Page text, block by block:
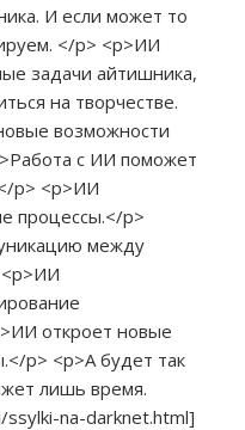
И если может то
</p> <p>ИИ
задачи айтишника,
на творчестве.
возможности
с ИИ поможет
p> <p>ИИ
процессы.</p>
между
<p>ИИ
откроет новые
p> <p>А будет так
лишь время.
na-darknet.html]